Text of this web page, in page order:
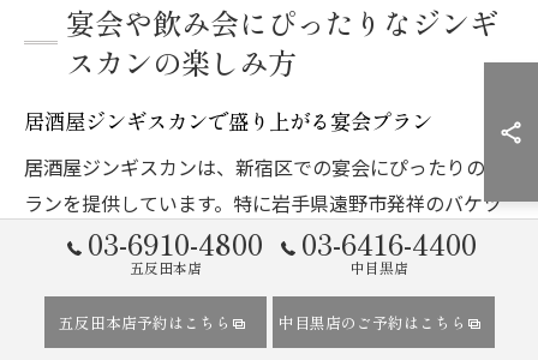
宴会や飲み会にぴったりなジンギ
スカンの楽しみ方
居酒屋ジンギスカンで盛り上がる宴会プラン
居酒屋ジンギスカンは、新宿区での宴会にぴったりのプ
ランを提供しています。特に岩手県遠野市発祥のバケツ
ジンギスカンは、その独特なスタイルと新鮮な生ラム肉
で参加者の盛り上がりを約束します。
宴会プランでは、肩ロースやランプ、ラムチョップなど
03-6910-4800
五反田本店
03-6416-4400
中目黒店
五反田本店予約はこちら 中目黒店のご予約はこちら